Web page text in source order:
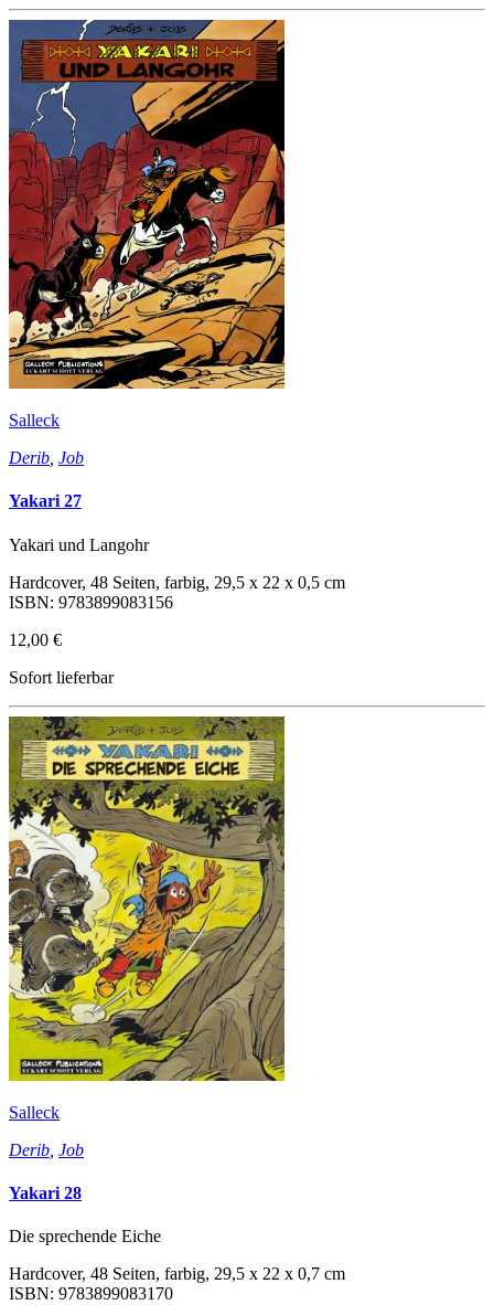
Salleck
Derib Job
Yakari 27
Yakari und Langohr
Hardcover, 48 Seiten, farbig, 29,5 x 22 x 0,5 cm
ISBN: 9783899083156
12,00 €
Sofort lieferbar
Salleck
Derib Job
Yakari 28
Die sprechende Eiche
Hardcover, 48 Seiten, farbig, 29,5 x 22 x 0,7 cm
ISBN: 9783899083170